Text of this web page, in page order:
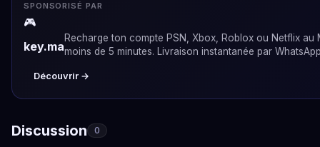
SPONSORISÉ PAR
🎮
key.ma
Recharge ton compte PSN, Xbox, Roblox ou Netflix au
moins de 5 minutes. Livraison instantanée par
Découvrir →
Discussion 0